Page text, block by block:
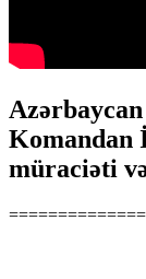
Komandan
müraciəti